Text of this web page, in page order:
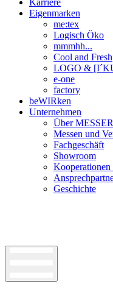
Karriere
Eigenmarken
me:tex
Logisch Öko
mmmhh...
Cool and Fresh
LOGO &
e-one
factory
beWIRken
Unternehmen
Über
Messen und
Fachgeschäft
Showroom
Kooperationen
Geschichte